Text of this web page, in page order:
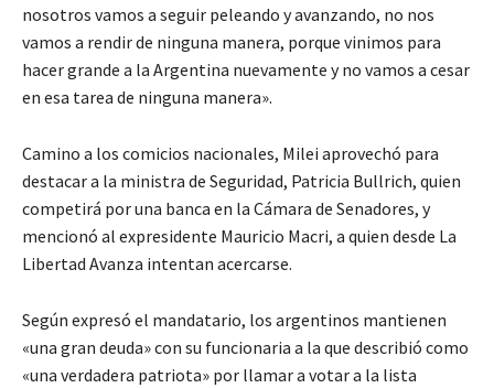
nosotros vamos a seguir peleando y avanzando, no nos
vamos a rendir de ninguna manera, porque vinimos para
hacer grande a la Argentina nuevamente y no vamos a cesar
en esa tarea de ninguna manera».
Camino a los comicios nacionales, Milei aprovechó para
destacar a la ministra de Seguridad, Patricia Bullrich, quien
competirá por una banca en la Cámara de Senadores, y
mencionó al expresidente Mauricio Macri, a quien desde La
Libertad Avanza intentan acercarse.
Según expresó el mandatario, los argentinos mantienen
«una gran deuda» con su funcionaria a la que describió como
«una verdadera patriota» por llamar a votar a la lista